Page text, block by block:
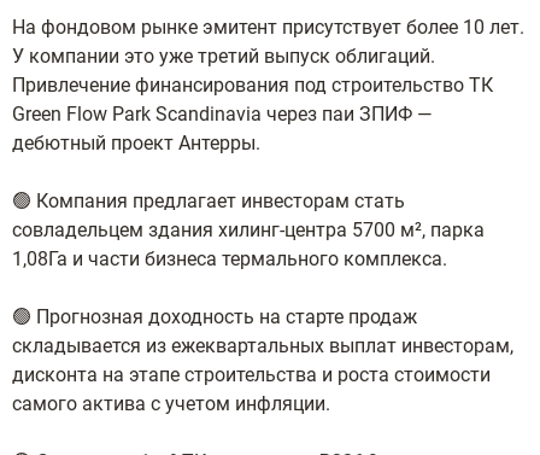
На фондовом рынке эмитент присутствует более 10 лет.
У компании это уже третий выпуск облигаций.
Привлечение финансирования под строительство ТК
Green Flow Park Scandinavia через паи ЗПИФ —
дебютный проект Антерры.
🟢 Компания предлагает инвесторам стать
совладельцем здания хилинг-центра 5700 м², парка
1,08Га и части бизнеса термального комплекса.
🟢 Прогнозная доходность на старте продаж
складывается из ежеквартальных выплат инвесторам,
дисконта на этапе строительства и роста стоимости
самого актива с учетом инфляции.